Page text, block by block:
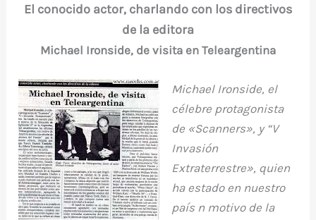
El conocido actor, charlando con los directivos
de la editora
Michael Ironside, de visita en Teleargentina
Michael Ironside, el
célebre protagonista
de «Scanners», y “V
Invasión
Extraterrestre», quien
ha estado en nuestro
país n motivo de la